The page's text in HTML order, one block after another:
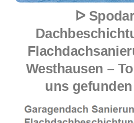
ᐅ
Westhausen –
uns